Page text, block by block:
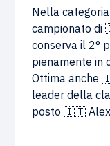
Nella
campionato di
conserva il 2°
pienamente in
Ottima anche
leader della
posto 🇮🇹